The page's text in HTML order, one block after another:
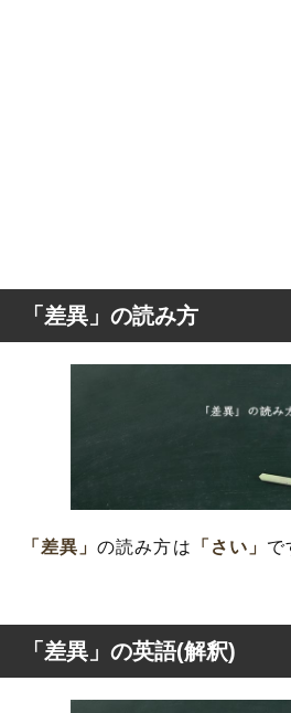
「差異」の読み方
「差異」の読み方は 「さい」 で
「差異」の英語(解釈)